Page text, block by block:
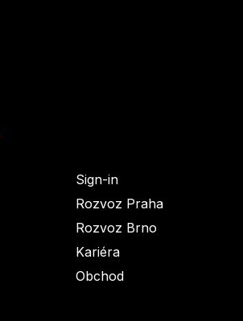
Sign-in
Rozvoz Praha
Rozvoz Brno
Kariéra
Obchod